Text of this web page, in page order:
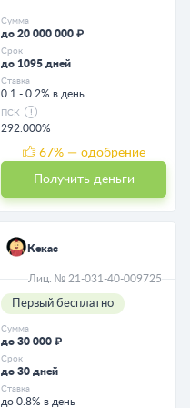
Сумма
до 20 000 000 ₽
Срок
до 1095 дней
Ставка
0.1 - 0.2% в день
ПСК
292.000%
67% — одобрение
Получить деньги
Кекас
Лиц. № 21-031-40-009725
Первый бесплатно
Сумма
до 30 000 ₽
Срок
до 30 дней
Ставка
до 0.8% в день